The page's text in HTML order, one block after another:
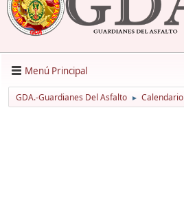
Menú Principal
GDA.-Guardianes Del Asfalto ► Calendario